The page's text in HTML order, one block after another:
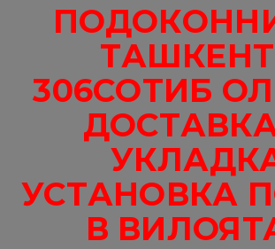
306СОТИБ
УСТАНОВКА
В